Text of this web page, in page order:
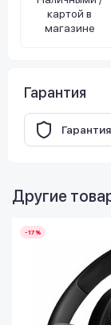
картой в
магазине
Гарантия
Гарантия
Другие
-17%